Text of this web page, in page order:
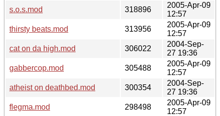
s.o.s.mod
318896
2005-Apr-09
12:57
thirsty beats.mod
313956
2005-Apr-09
12:57
cat on da high.mod
306022
2004-Sep-
27 19:36
gabbercop.mod
305488
2005-Apr-09
12:57
atheist on deathbed.mod
300354
2004-Sep-
27 19:36
flegma.mod
298498
2005-Apr-09
12:57